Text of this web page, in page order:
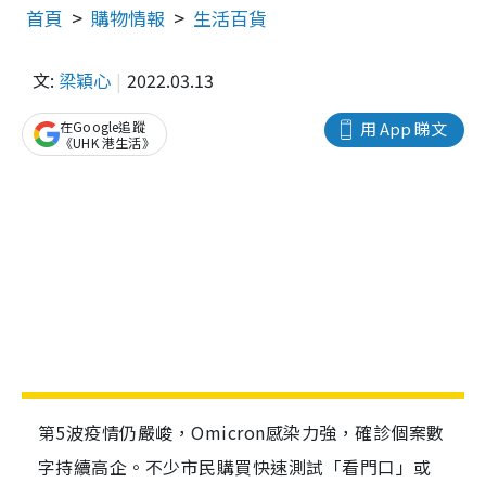
首頁 購物情報 生活百貨
文: 梁穎心 2022.03.13
用 App 睇文
在Google追蹤
《UHK 港生活》
第5波疫情仍嚴峻，Omicron感染力強，確診個案數
字持續高企。不少市民購買快速測試「看門口」或